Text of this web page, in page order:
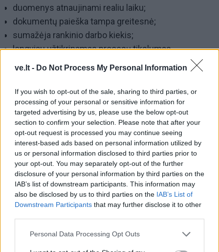
ve.lt - Do Not Process My Personal Information
If you wish to opt-out of the sale, sharing to third parties, or
processing of your personal or sensitive information for
targeted advertising by us, please use the below opt-out
section to confirm your selection. Please note that after your
opt-out request is processed you may continue seeing
interest-based ads based on personal information utilized by
us or personal information disclosed to third parties prior to
your opt-out. You may separately opt-out of the further
disclosure of your personal information by third parties on the
IAB’s list of downstream participants. This information may
also be disclosed by us to third parties on the IAB’s List of
Downstream Participants that may further disclose it to other
Personal Data Processing Opt Outs
duomenys atnaujinami realiu laiku;
dokumentų paieška tampa greitesnė;
sumažėja rankinio darbo kiekis;
lengviau užtikrinamas procesų tikslumas.
Kaip pasirinkti tinkamą ERP sistemą?
Nėra universalios ERP sistemos, kuri tiktų kiekvienam
verslui. Juk vienoms įmonėms svarbiausia finansų
kontrolė, kitoms – gamybos procesų planavimas ar
klientų aptarnavimo kokybė.